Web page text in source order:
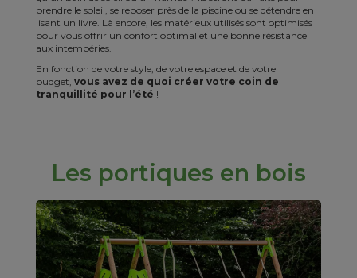
prendre le soleil, se reposer près de la piscine ou se détendre en
lisant un livre. Là encore, les matérieux utilisés sont optimisés
pour vous offrir un confort optimal et une bonne résistance
aux intempéries.
En fonction de votre style, de votre espace et de votre
budget, vous avez de quoi créer votre coin de
tranquillité pour l’été !
Les portiques en bois